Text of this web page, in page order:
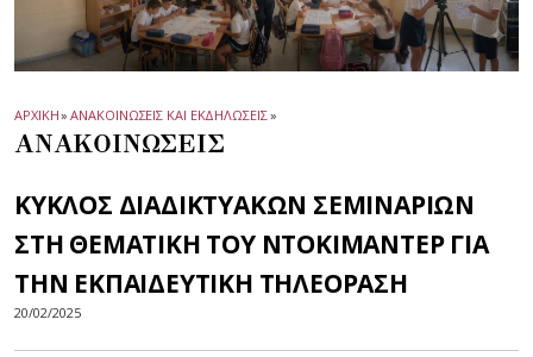
ΑΡΧΙΚΗ» ΑΝΑΚΟΙΝΩΣΕΙΣ ΚΑΙ ΕΚΔΗΛΩΣΕΙΣ»
ΑΝΑΚΟΙΝΩΣΕΙΣ
ΚΥΚΛΟΣ ΔΙΑΔΙΚΤΥΑΚΩΝ ΣΕΜΙΝΑΡΙΩΝ
ΣΤΗ ΘΕΜΑΤΙΚΗ ΤΟΥ ΝΤΟΚΙΜΑΝΤΕΡ ΓΙΑ
ΤΗΝ ΕΚΠΑΙΔΕΥΤΙΚΗ ΤΗΛΕΟΡΑΣΗ
20/02/2025